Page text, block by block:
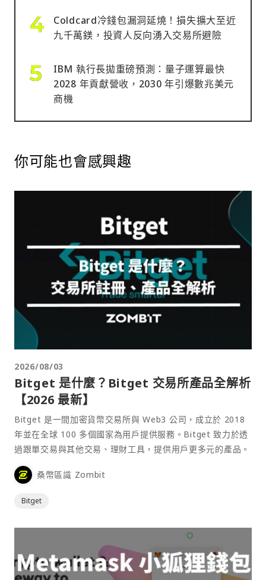
Coldcard冷錢包漏洞延燒！損失擴大至近
九千萬鎂，投資人反向湧入交易所避險
IBM 執行長拋重磅預測：量子運算最快
2028 年貢獻營收，2030 年引爆數兆美元
商機
你可能也會感興趣
2026/08/03
Bitget 是什麼？Bitget 交易所產品全解析
【2026 最新】
Bitget 是一間加密貨幣交易所與 Web3 公司，成立於 2018
年並在全球 100 多個國家為用戶提供服務。Bitget 致力於透
過跟單交易與其他交易、理財工具，提供用戶更多元的產品。
桑幣區識 Zombit
Bitget